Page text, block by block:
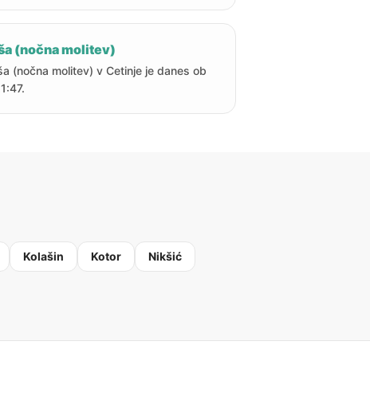
(nočna molitev)
(nočna molitev) v Cetinje je danes ob
Kolašin Kotor Nikšić